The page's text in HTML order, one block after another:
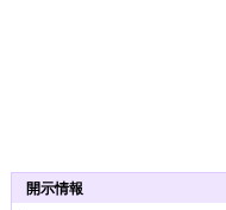
開示情報